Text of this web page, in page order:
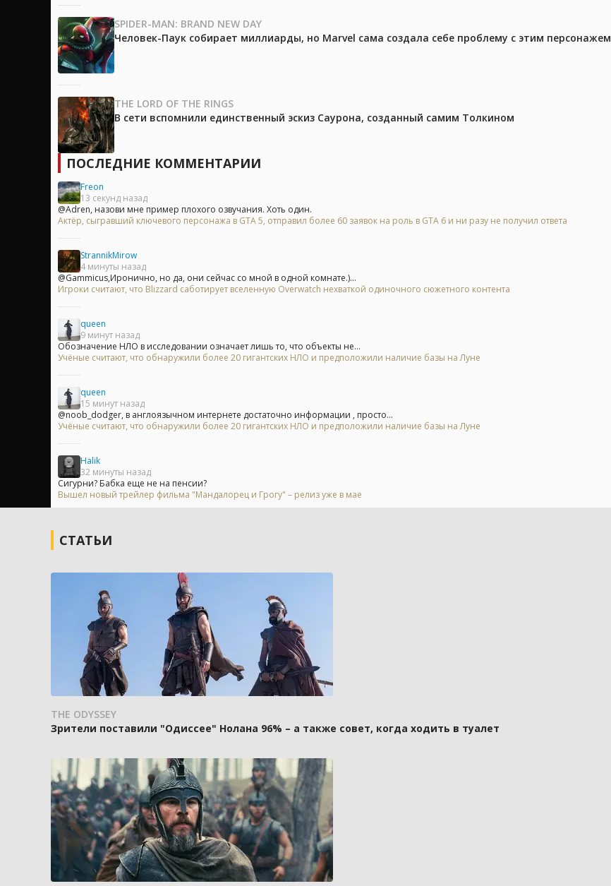
SPIDER-MAN: BRAND NEW DAY
Человек-Паук собирает миллиарды, но Marvel сама создала себе проблему с этим персонажем
THE LORD OF THE RINGS
В сети вспомнили единственный эскиз Саурона, созданный самим Толкином
ПОСЛЕДНИЕ КОММЕНТАРИИ
Freon
13 секунд назад
@Adren, назови мне пример плохого озвучания. Хоть один.
Актёр, сыгравший ключевого персонажа в GTA 5, отправил более 60 заявок на роль в GTA 6 и ни разу не получил ответа
StrannikMirow
4 минуты назад
@Gammicus,Иронично, но да, они сейчас со мной в одной комнате.)...
Игроки считают, что Blizzard саботирует вселенную Overwatch нехваткой одиночного сюжетного контента
queen
9 минут назад
Обозначение НЛО в исследовании означает лишь то, что объекты не...
Учёные считают, что обнаружили более 20 гигантских НЛО и предположили наличие базы на Луне
queen
15 минут назад
@noob_dodger, в англоязычном интернете достаточно информации , просто...
Учёные считают, что обнаружили более 20 гигантских НЛО и предположили наличие базы на Луне
Halik
32 минуты назад
Сигурни? Бабка еще не на пенсии?
Вышел новый трейлер фильма "Мандалорец и Грогу" – релиз уже в мае
СТАТЬИ
THE ODYSSEY
Зрители поставили "Одиссее" Нолана 96% – а также совет, когда ходить в туалет